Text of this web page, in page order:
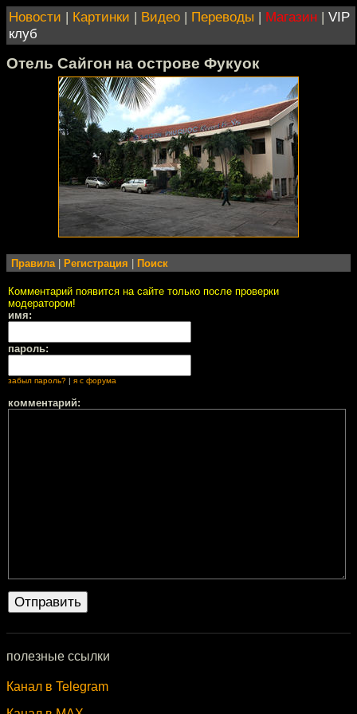
Новости | Картинки | Видео | Переводы | Магазин | VIP
клуб
Отель Сайгон на острове Фукуок
Правила Регистрация Поиск
Комментарий появится на сайте только после проверки
модератором!
имя:
пароль:
забыл пароль? | я с форума
комментарий:
полезные ссылки
Канал в Telegram